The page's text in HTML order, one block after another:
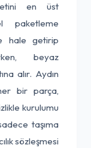
en üst
paketleme
hale getirip
beyaz
alır. Aydın
bir parça,
kurulumu
taşıma
sözleşmesi